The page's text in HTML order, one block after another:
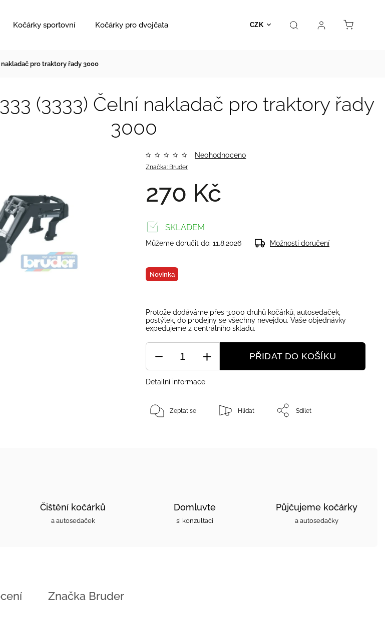
CZK
Kočárky sportovní Kočárky pro dvojčata Hračky Prodejna Kontakt
nakladač pro traktory řady 3000
(3333) Čelní nakladač pro traktory řady
3000
Značka: Bruder
Neohodnoceno
270 Kč
Novinka
SKLADEM
Můžeme doručit do: 11.8.2026 Možnosti doručení
Protože dodáváme přes 3.000 druhů kočárků, autosedaček,
postýlek, do prodejny se všechny nevejdou. Vaše objednávky
expedujeme z centrálního skladu.
PŘIDAT DO KOŠÍKU
Detailní informace
Zeptat se Hlídat Sdílet
Čištění kočárků
a autosedaček
Domluvte
si konzultaci
Půjčujeme kočárky
a autosedačky
Značka Bruder